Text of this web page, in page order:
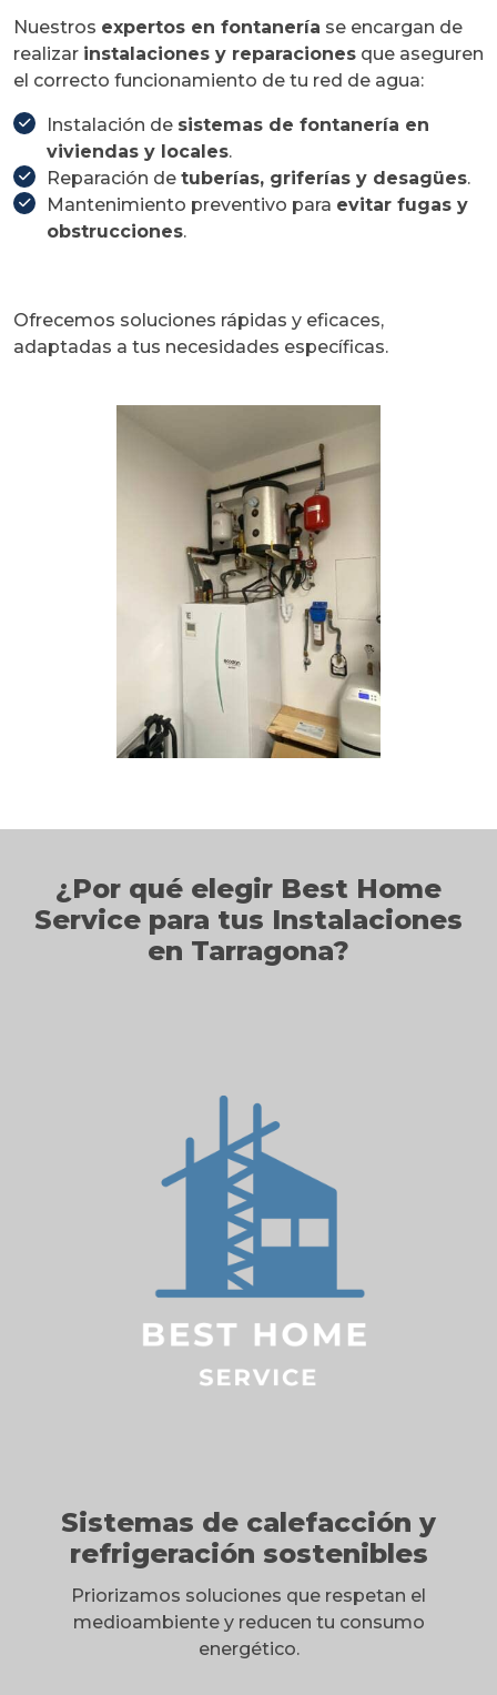
Nuestros expertos en fontanería se encargan de
realizar instalaciones y reparaciones que aseguren
el correcto funcionamiento de tu red de agua:
Instalación de sistemas de fontanería en
viviendas y locales.
Reparación de tuberías, griferías y desagües.
Mantenimiento preventivo para evitar fugas y
obstrucciones.
Ofrecemos soluciones rápidas y eficaces,
adaptadas a tus necesidades específicas.
¿Por qué elegir Best Home
Service para tus Instalaciones
en Tarragona?
Sistemas de calefacción y
refrigeración sostenibles
Priorizamos soluciones que respetan el
medioambiente y reducen tu consumo
energético.